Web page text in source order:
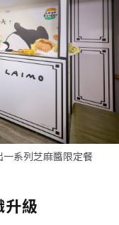
系列芝麻醬限定餐
升級